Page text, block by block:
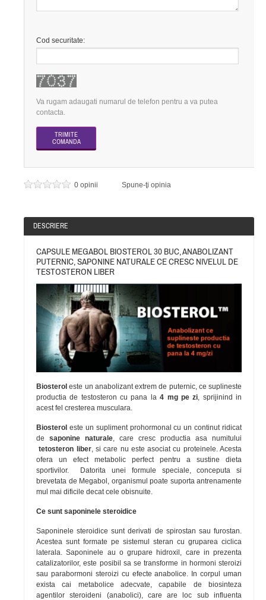
Cod securitate:
Va rugam adaugati numarul de telefon pentru a va putea
contacta.
0 opinii Spune-ţi opinia
DESCRIERE
CAPSULE MEGABOL BIOSTEROL 30 BUC, ANABOLIZANT
PUTERNIC, SAPONINE NATURALE CE CRESC NIVELUL DE
TESTOSTERON LIBER
Biosteroleste un anabolizant extrem de puternic, ce suplineste
productia de testosteron cu pana la4 mg pe zi , sprijinind in
acest fel cresterea musculara.
Biosterol este un supliment prohormonal cu un continut ridicat
de saponine naturale , care cresc productia asa numitului
tetosteron liber, si care nu este asociat cu proteinele. Acesta
ofera un efect metabolic perfect pentru a sustine dieta
sportivilor. Datorita unei formule speciale, conceputa si
brevetata de Megabol, organismul poate suporta antrenamente
mul mai dificile decat cele obisnuite.
Ce sunt saponinele steroidice
Saponinele steroidice sunt derivati de spirostan sau furostan.
Acestea sunt formate pe sistemul steran cu gruparea ciclica
laterala. Saponinele au o grupare hidroxil, care in prezenta
catalizatorilor, este posibil sa se transforme in hormoni steroizi
sau parabormoni steroizi cu efecte anabolice. In corpul uman
exista cai metabolice adecvate, capabile de biosinteza
agentilor steroideni (anabolici), care are loc sub influenta